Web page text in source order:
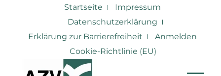
Startseite
Impressum
Datenschutzerklärung
Erklärung zur Barrierefreiheit
Anmelden
Cookie-Richtlinie (EU)